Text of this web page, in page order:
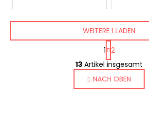
S
t
e
u
WEITERE 1 LADEN
P
a
g
i
n
i
1 2
13 Artikel insgesamt
NACH OBEN